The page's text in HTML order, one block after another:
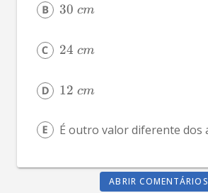
30 cm
24 cm
12 cm
É outro valor diferente dos
ABRIR COMENTÁRIOS